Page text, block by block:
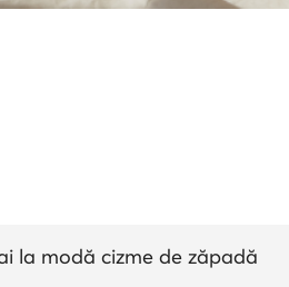
la modă cizme de zăpadă